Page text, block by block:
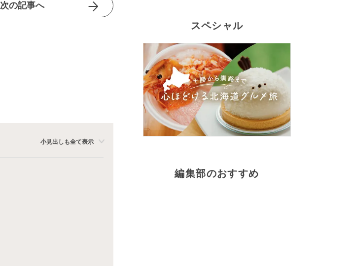
次の記事へ
小見出しも全て表示
スペシャル
編集部のおすすめ